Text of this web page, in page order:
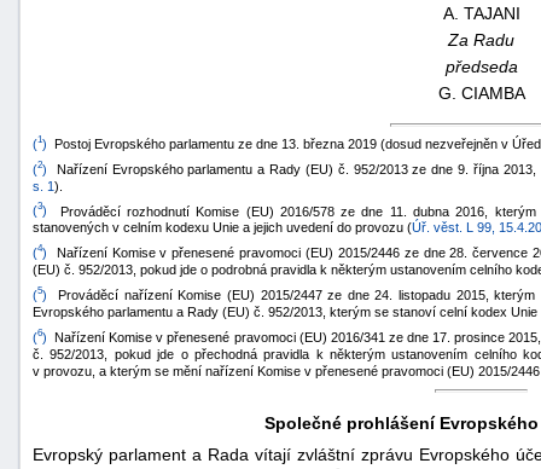
A. TAJANI
Za Radu
předseda
G. CIAMBA
(1) Postoj Evropského parlamentu ze dne 13. března 2019 (dosud nezveřejněn v
(2) Nařízení Evropského parlamentu a Rady (EU) č. 952/2013 ze dne 9. října
s. 1).
(3) Prováděcí rozhodnutí Komise (EU) 2016/578 ze dne 11. dubna 2016,
stanovených v celním kodexu Unie a jejich uvedení do provozu (Úř. věst. L 99,
(4) Nařízení Komise v přenesené pravomoci (EU) 2015/2446 ze dne 28. července
(EU) č. 952/2013, pokud jde o podrobná pravidla k některým ustanovením celního
(5) Prováděcí nařízení Komise (EU) 2015/2447 ze dne 24. listopadu 2015,
Evropského parlamentu a Rady (EU) č. 952/2013, kterým se stanoví celní kodex Unie
(6) Nařízení Komise v přenesené pravomoci (EU) 2016/341 ze dne 17. prosince
č. 952/2013, pokud jde o přechodná pravidla k některým ustanovením celního
v provozu, a kterým se mění nařízení Komise v přenesené pravomoci (EU) 2015/
Společné prohlášení
Evropský parlament a Rada vítají zvláštní zprávu Evropského